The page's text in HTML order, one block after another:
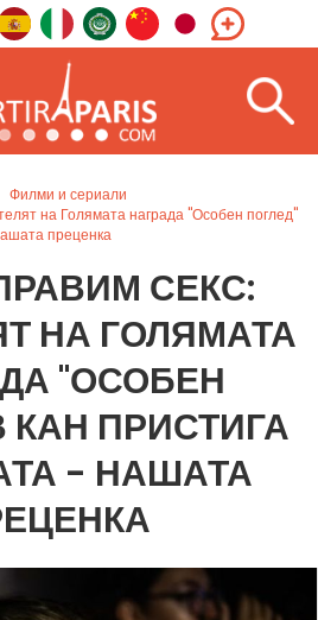
Филми и сериали
на Голямата награда "Особен поглед"
преценка
СЕКС:
НА ГОЛЯМАТА
"ОСОБЕН
КАН ПРИСТИГА
- НАШАТА